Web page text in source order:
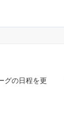
グの日程を更